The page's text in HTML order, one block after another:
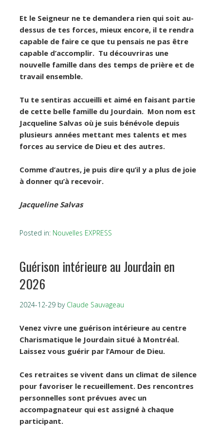
Et le Seigneur ne te demandera rien qui soit au-
dessus de tes forces, mieux encore, il te rendra
capable de faire ce que tu pensais ne pas être
capable d’accomplir. Tu découvriras une
nouvelle famille dans des temps de prière et de
travail ensemble.
Tu te sentiras accueilli et aimé en faisant partie
de cette belle famille du Jourdain. Mon nom est
Jacqueline Salvas où je suis bénévole depuis
plusieurs années mettant mes talents et mes
forces au service de Dieu et des autres.
Comme d’autres, je puis dire qu’il y a plus de joie
à donner qu’à recevoir.
Jacqueline Salvas
Posted in: Nouvelles EXPRESS
Guérison intérieure au Jourdain en
2026
2024-12-29 by Claude Sauvageau
Venez vivre une guérison intérieure au centre
Charismatique le Jourdain situé à Montréal.
Laissez vous guérir par l’Amour de Dieu.
Ces retraites se vivent dans un climat de silence
pour favoriser le recueillement. Des rencontres
personnelles sont prévues avec un
accompagnateur qui est assigné à chaque
participant.